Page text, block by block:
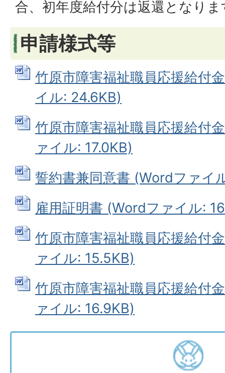
合、初年度給付分は返還となりま
申請様式等
竹原市障害福祉職員応援給付
イル: 24.6KB)
竹原市障害福祉職員応援給付
ァイル: 17.0KB)
誓約書兼同意書 (Wordファイ
雇用証明書 (Wordファイル:
竹原市障害福祉職員応援給付
ァイル: 15.5KB)
竹原市障害福祉職員応援給付
ァイル: 16.9KB)